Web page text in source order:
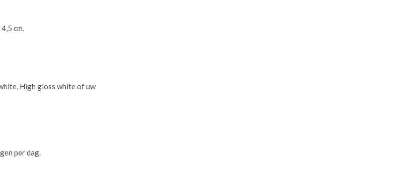
cm.
High gloss white of uw
per dag.